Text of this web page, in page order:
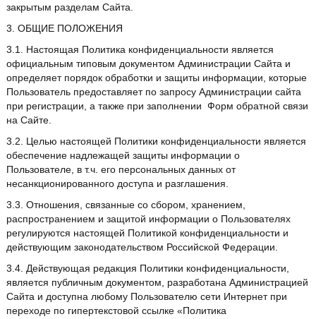
закрытым разделам Сайта.
3. ОБЩИЕ ПОЛОЖЕНИЯ
3.1. Настоящая Политика конфиденциальности является
официальным типовым документом Администрации Сайта и
определяет порядок обработки и защиты информации, которые
Пользователь предоставляет по запросу Администрации сайта
при регистрации, а также при заполнении Форм обратной связи
на Сайте.
3.2. Целью настоящей Политики конфиденциальности является
обеспечение надлежащей защиты информации о
Пользователе, в т.ч. его персональных данных от
несанкционированного доступа и разглашения.
3.3. Отношения, связанные со сбором, хранением,
распространением и защитой информации о Пользователях
регулируются настоящей Политикой конфиденциальности и
действующим законодательством Российской Федерации.
3.4. Действующая редакция Политики конфиденциальности,
является публичным документом, разработана Администрацией
Сайта и доступна любому Пользователю сети Интернет при
переходе по гипертекстовой ссылке «Политика